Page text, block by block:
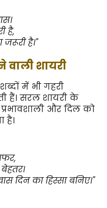
है,
है।"
शायरी
में भी गहरी
हैं। सरल शायरी के
और दिल को
है।
दिन का हिस्सा बनिए।"